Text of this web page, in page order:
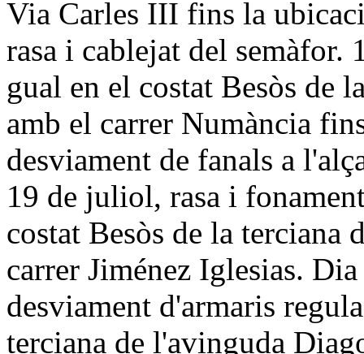
Via Carles III fins la
rasa i cablejat del
gual en el costat Besòs de
amb el carrer Numància
desviament de fanals a
19 de juliol, rasa i
costat Besòs de la
carrer Jiménez Iglesias.
desviament d'armaris
terciana de l'avinguda